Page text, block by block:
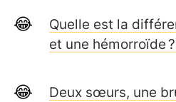
Quelle est la
et une hémorroïde
Deux sœurs, une